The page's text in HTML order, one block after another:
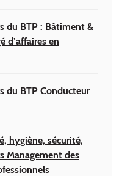
du BTP : Bâtiment &
d’affaires en
du BTP Conducteur
hygiène, sécurité,
Management des